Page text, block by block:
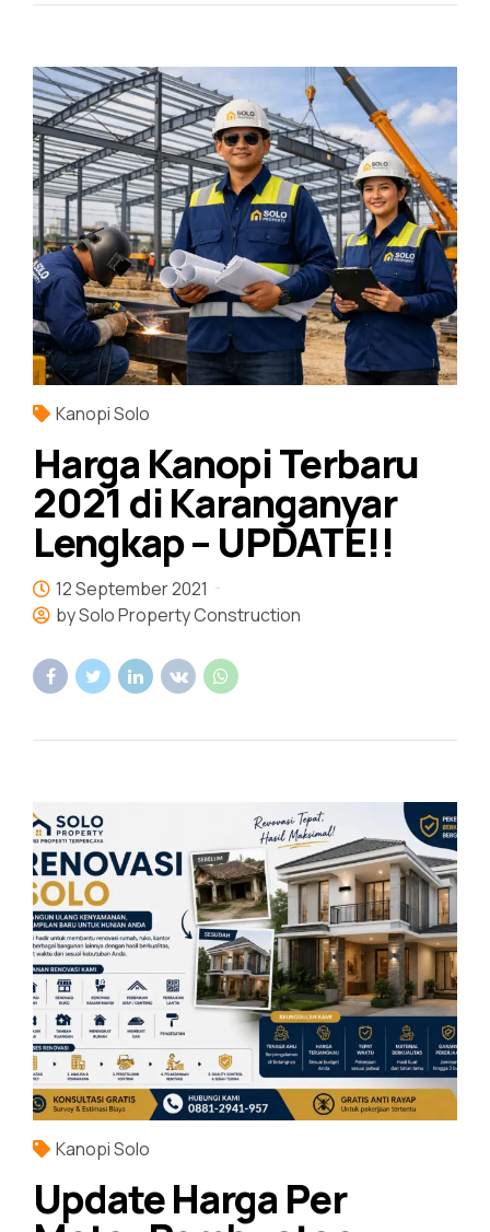
Kanopi Solo
Harga Kanopi Terbaru
2021 di Karanganyar
Lengkap – UPDATE!!
12 September 2021
by Solo Property Construction
Kanopi Solo
Update Harga Per